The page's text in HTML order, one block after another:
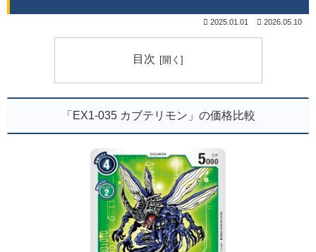
2025.01.01 2026.05.10
目次
「EX1-035 カブテリモン」の価格比較